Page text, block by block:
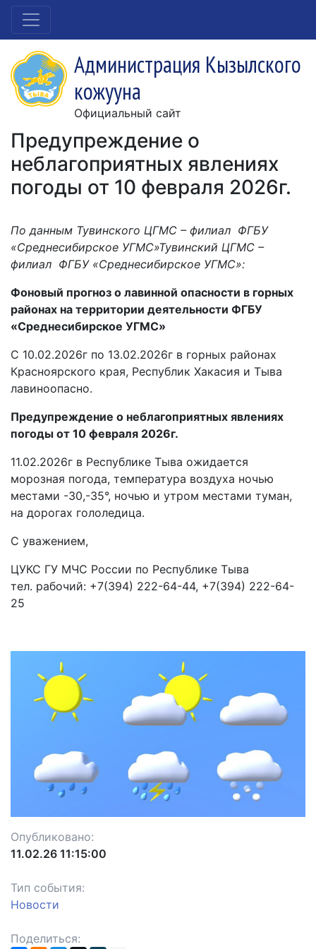
Администрация Кызылского
кожууна
Официальный сайт
Предупреждение о
неблагоприятных явлениях
погоды от 10 февраля 2026г.
По данным Тувинского ЦГМС – филиал ФГБУ
«Среднесибирское УГМС»Тувинский ЦГМС –
филиал ФГБУ «Среднесибирское УГМС»:
Фоновый прогноз о лавинной опасности в горных
районах на территории деятельности ФГБУ
«Среднесибирское УГМС»
С 10.02.2026г по 13.02.2026г в горных районах
Красноярского края, Республик Хакасия и Тыва
лавиноопасно.
Предупреждение о неблагоприятных явлениях
погоды от 10 февраля 2026г.
11.02.2026г в Республике Тыва ожидается
морозная погода, температура воздуха ночью
местами -30,-35°, ночью и утром местами туман,
на дорогах гололедица.
С уважением,
ЦУКС ГУ МЧС России по Республике Тыва
тел. рабочий: +7(394) 222-64-44, +7(394) 222-64-
25
Опубликовано:
11.02.26 11:15:00
Тип события:
Новости
Поделиться: